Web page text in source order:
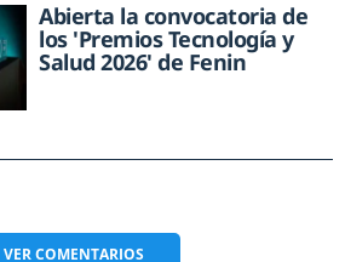
Abierta la convocatoria de
los 'Premios Tecnología y
Salud 2026' de Fenin
VERCOMENTARIOS